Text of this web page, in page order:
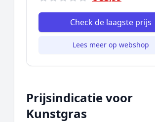
Check de laagste prijs
Lees meer op webshop
Prijsindicatie voor
Kunstgras